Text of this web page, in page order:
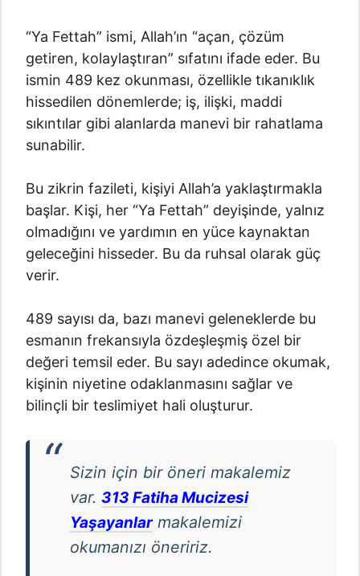
“Ya Fettah” ismi, Allah’ın “açan, çözüm
getiren, kolaylaştıran” sıfatını ifade eder. Bu
ismin 489 kez okunması, özellikle tıkanıklık
hissedilen dönemlerde; iş, ilişki, maddi
sıkıntılar gibi alanlarda manevi bir rahatlama
sunabilir.
Bu zikrin fazileti, kişiyi Allah’a yaklaştırmakla
başlar. Kişi, her “Ya Fettah” deyişinde, yalnız
olmadığını ve yardımın en yüce kaynaktan
geleceğini hisseder. Bu da ruhsal olarak güç
verir.
489 sayısı da, bazı manevi geleneklerde bu
esmanın frekansıyla özdeşleşmiş özel bir
değeri temsil eder. Bu sayı adedince okumak,
kişinin niyetine odaklanmasını sağlar ve
bilinçli bir teslimiyet hali oluşturur.
Sizin için bir öneri makalemiz
var. 313 Fatiha Mucizesi
Yaşayanlarmakalemizi
okumanızı öneririz.